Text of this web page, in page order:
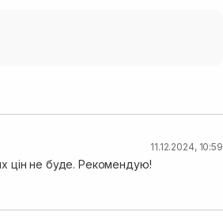
11.12.2024, 10:59
цін не буде. Рекомендую!